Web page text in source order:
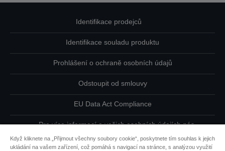
Identifikace prodejců
Identifikace souladu produktu
Prohlášení o ochraně osobních údajů
Odstoupit od smlouvy
EU Data Act Compliance
Pro více informací o vašich osobních údajích nás
Když kliknete na „Přijmout všechny soubory cookie“, poskytnete tím souhlas k jejich
ukládání na vašem zařízení, což pomáhá s navigací na stránce, s analýzou využití